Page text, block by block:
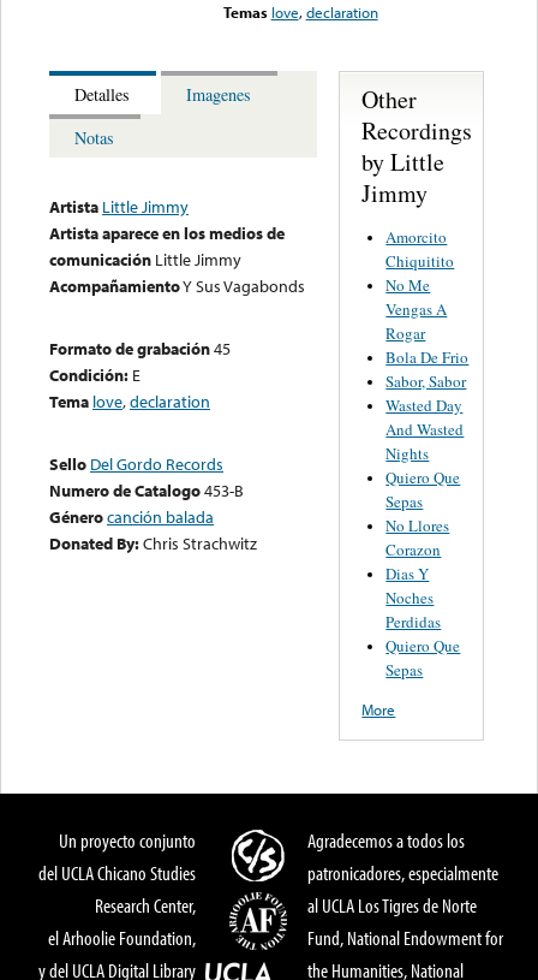
Temas love,declaration
Detalles
Imagenes
Notas
Artista Little Jimmy
Artista aparece en los medios de
comunicación Little Jimmy
AcompañamientoY Sus Vagabonds
Formato de grabación45
Condición: E
Tema love,declaration
Sello Del Gordo Records
Numero de Catalogo453-B
Génerocanción balada
Donated By:Chris Strachwitz
Other
Recordings
by Little
Jimmy
Amorcito
Chiquitito
No Me
Vengas A
Rogar
Bola De Frio
Sabor, Sabor
Wasted Day
And Wasted
Nights
Quiero Que
Sepas
No Llores
Corazon
Dias Y
Noches
Perdidas
Quiero Que
Sepas
More
Un proyecto conjunto
del UCLA Chicano Studies
Research Center,
el Arhoolie Foundation,
y del UCLA Digital Library
Agradecemos a todos los
patronicadores, especialmente
al UCLA Los Tigres de Norte
Fund, National Endowment for
the Humanities, National